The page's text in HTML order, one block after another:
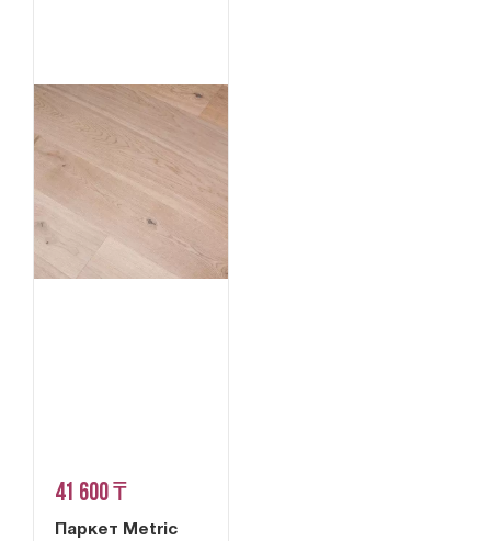
41 600 ₸
Паркет Metric